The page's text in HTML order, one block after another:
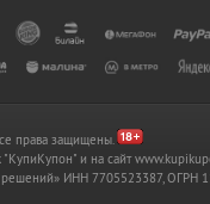
права защищены.
"КупиКупон" и на сайт
решений» ИНН 7705523387, ОГРН